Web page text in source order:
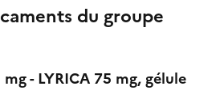
du groupe
- LYRICA 75 mg, gélule